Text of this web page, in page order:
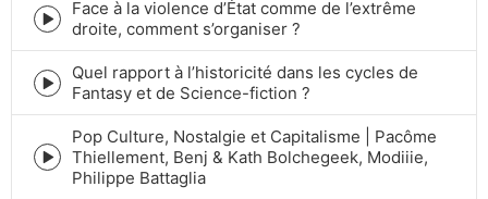
icon
Episode
play
icon
Face à la violence d’État comme de l’extrême
droite, comment s’organiser ?
Episode
play
icon
Quel rapport à l’historicité dans les cycles de
Fantasy et de Science-fiction ?
Episode
play
Pop Culture, Nostalgie et Capitalisme | Pacôme
Thiellement, Benj & Kath Bolchegeek, Modiiie,
Philippe Battaglia